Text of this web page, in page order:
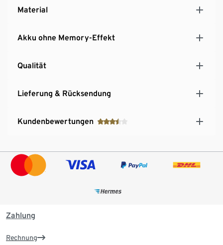
Material
Akku ohne Memory-Effekt
Qualität
Lieferung & Rücksendung
Kundenbewertungen
Zahlung
Rechnung